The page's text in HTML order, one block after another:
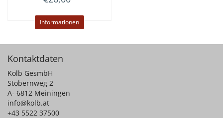
Informationen
Kontaktdaten
Kolb GesmbH
Stobernweg 2
A- 6812 Meiningen
info@kolb.at
+43 5522 37500